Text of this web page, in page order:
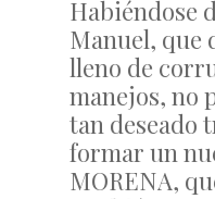
Habiéndose
Manuel, que
lleno de
manejos, no
tan deseado
formar un
MORENA,